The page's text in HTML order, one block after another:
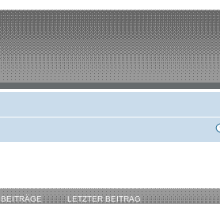
BEITRÄGE LETZTER BEITRAG